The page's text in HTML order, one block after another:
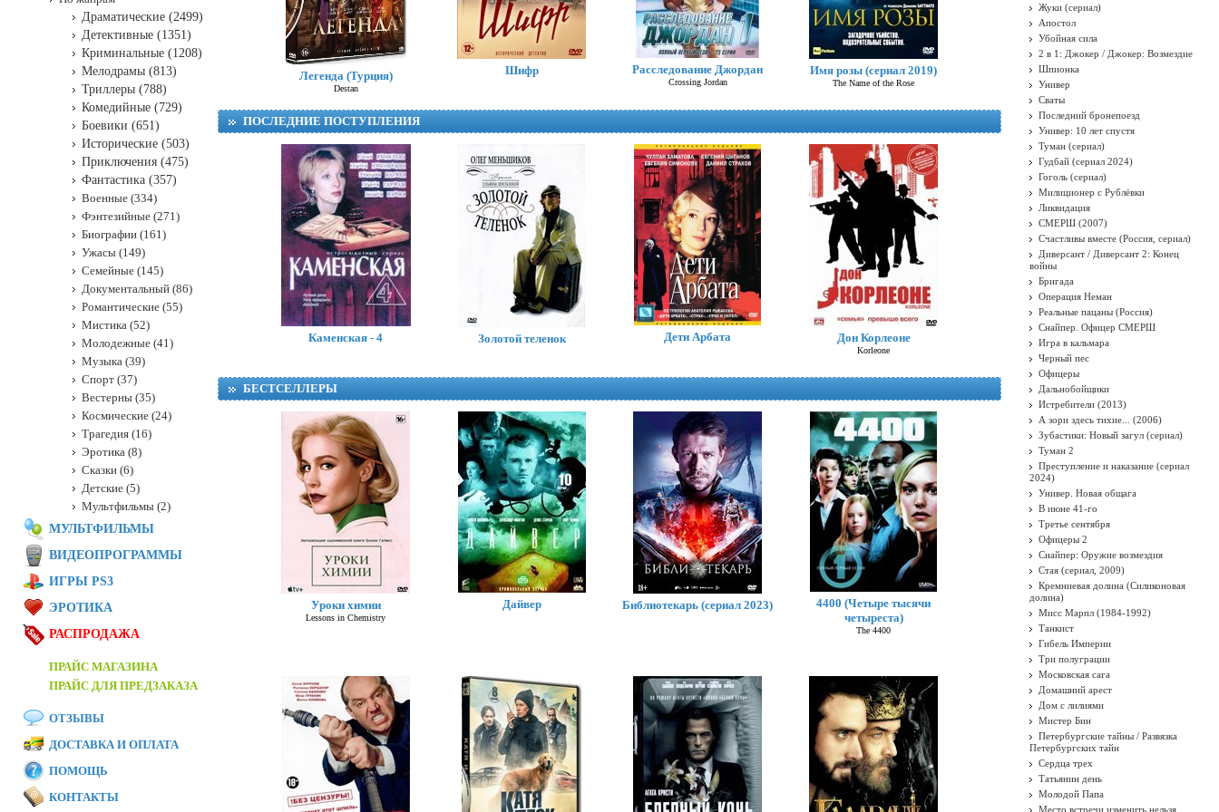
Легенда (Турция)
Destan
Шифр Расследование Джордан
Crossing Jordan
Имя розы (сериал 2019)
The Name of the Rose
Академия смерти
ПОСЛЕДНИЕ ПОСТУПЛЕНИЯ
Каменская - 4 Золотой теленок Дети Арбата Дон Корлеоне
Korleone
Билет в гарем
БЕСТСЕЛЛЕРЫ
Уроки химии
Lessons in Chemistry
Дайвер Библиотекарь (сериал 2023)
4400 (Четыре тысячи
четыреста)
The 4400
Драматические (2499)
Детективные (1351)
Криминальные (1208)
Мелодрамы (813)
Триллеры (788)
Комедийные (729)
Боевики (651)
Исторические (503)
Приключения (475)
Фантастика (357)
Военные (334)
Фэнтезийные (271)
Биографии (161)
Ужасы (149)
Семейные (145)
Документальный (86)
Романтические (55)
Мистика (52)
Молодежные (41)
Музыка (39)
Спорт (37)
Вестерны (35)
Космические (24)
Трагедия (16)
Эротика (8)
Сказки (6)
Детские (5)
Мультфильмы (2)
МУЛЬТФИЛЬМЫ
ВИДЕОПРОГРАММЫ
ИГРЫ PS3
ЭРОТИКА
РАСПРОДАЖА
ПРАЙС МАГАЗИНА
ПРАЙС ДЛЯ ПРЕДЗАКАЗА
ОТЗЫВЫ
ДОСТАВКА И ОПЛАТА
ПОМОЩЬ
КОНТАКТЫ
Жуки (сериал)
Апостол
Убойная сила
2 в 1: Джокер / Джокер: Возмездие
Шпионка
Универ
Сваты
Последний бронепоезд
Универ: 10 лет спустя
Туман (сериал)
Гудбай (сериал 2024)
Гоголь (сериал)
Милиционер с Рублёвки
Ликвидация
СМЕРШ (2007)
Счастливы вместе (Россия, сериал)
Диверсант / Диверсант 2: Конец
войны
Бригада
Операция Неман
Реальные пацаны (Россия)
Снайпер. Офицер СМЕРШ
Игра в кальмара
Черный пес
Офицеры
Дальнобойщики
Истребители (2013)
А зори здесь тихие... (2006)
Зубастики: Новый загул (сериал)
Туман 2
Преступление и наказание (сериал
2024)
Универ. Новая общага
В июне 41-го
Третье сентября
Офицеры 2
Снайпер: Оружие возмездия
Стая (сериал, 2009)
Кремниевая долина (Силиконовая
долина)
Мисс Марпл (1984-1992)
Танкист
Гибель Империи
Три полуграции
Московская сага
Домашний арест
Дом с лилиями
Мистер Бин
Петербургские тайны / Развязка
Петербургских тайн
Сердца трех
Татьянин день
Молодой Папа
Место встречи изменить нельзя